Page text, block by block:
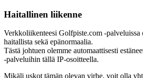
Haitallinen liikenne
Verkkoliikenteesi Golfpiste.com -palveluissa
haitallista sekä epänormaalia.
Tästä johtuen olemme automaattisesti
-palveluihin tällä IP-osoitteella.
Mikäli uskot tämän olevan virhe, voit olla